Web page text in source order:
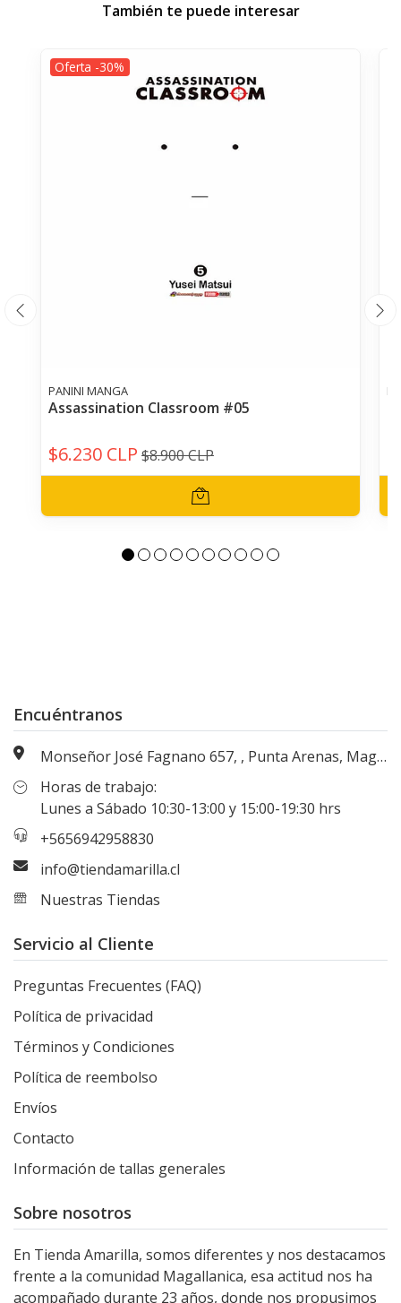
También te puede interesar
Oferta -30%
PANINI MANGA
Assassination Classroom #05
$6.230 CLP $8.900 CLP
Encuéntranos
Monseñor José Fagnano 657, , Punta Arenas, Magallanes, Chile
Horas de trabajo:
Lunes a Sábado 10:30-13:00 y 15:00-19:30 hrs
+5656942958830
info@tiendamarilla.cl
Nuestras Tiendas
Servicio al Cliente
Preguntas Frecuentes (FAQ)
Política de privacidad
Términos y Condiciones
Política de reembolso
Envíos
Contacto
Información de tallas generales
Sobre nosotros
En Tienda Amarilla, somos diferentes y nos destacamos
frente a la comunidad Magallanica, esa actitud nos ha
acompañado durante 23 años, donde nos propusimos